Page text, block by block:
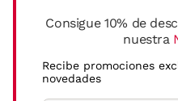
Consigue 10% de
nuestra
Recibe promociones
novedades